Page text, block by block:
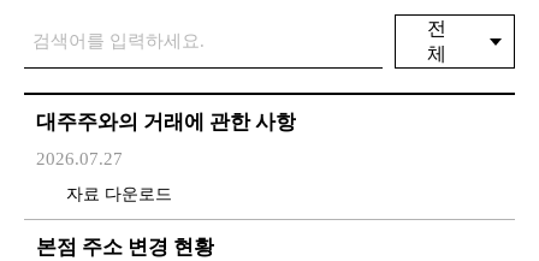
전
체
대주주와의 거래에 관한 사항
2026.07.27
자료 다운로드
본점 주소 변경 현황